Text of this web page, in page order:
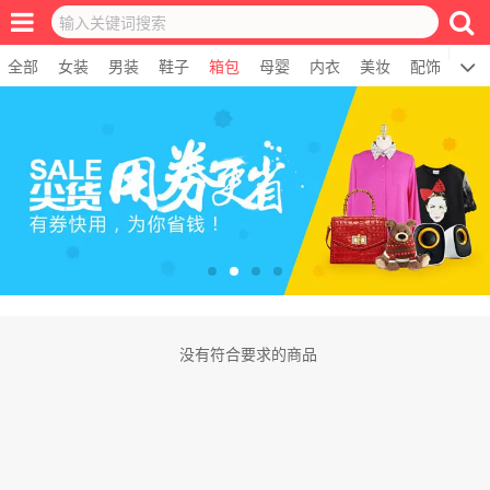
全部 女装 男装 鞋子 箱包 母婴 内衣 美妆 配饰 居家
没有符合要求的商品